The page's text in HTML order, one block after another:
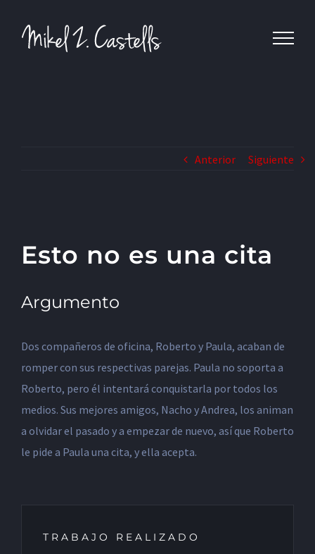
Anterior Siguiente
Esto no es una cita
Argumento
Dos compañeros de oficina, Roberto y Paula, acaban de
romper con sus respectivas parejas. Paula no soporta a
Roberto, pero él intentará conquistarla por todos los
medios. Sus mejores amigos, Nacho y Andrea, los animan
a olvidar el pasado y a empezar de nuevo, así que Roberto
le pide a Paula una cita, y ella acepta.
TRABAJO REALIZADO